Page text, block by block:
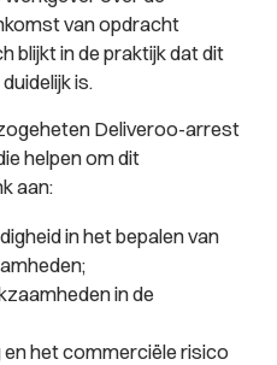
van opdracht
blijkt in de praktijk dat dit
is.
Deliveroo-arrest
helpen om dit
aan:
in het bepalen van
in de
en het commerciële risico